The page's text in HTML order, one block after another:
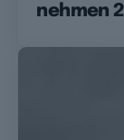
nehmen